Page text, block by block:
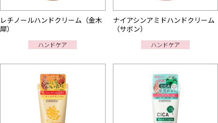
レチノールハンドクリーム（金木
犀）
ハンドケア
ナイアシンアミドハンドクリーム
（サボン）
ハンドケア